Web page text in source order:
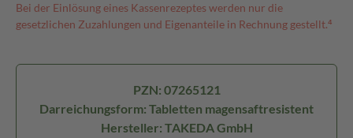
Bei der Einlösung eines Kassenrezeptes werden nur die
gesetzlichen Zuzahlungen und Eigenanteile in Rechnung gestellt.⁴
PZN: 07265121
Darreichungsform: Tabletten magensaftresistent
Hersteller: TAKEDA GmbH